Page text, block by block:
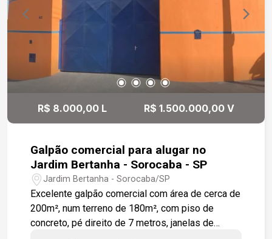
R$ 8.000,00 L R$ 1.500.000,00 V
Galpão comercial para alugar no
Jardim Bertanha - Sorocaba - SP
Jardim Bertanha - Sorocaba/SP
Excelente galpão comercial com área de cerca de
200m², num terreno de 180m², com piso de
concreto, pé direito de 7 metros, janelas de